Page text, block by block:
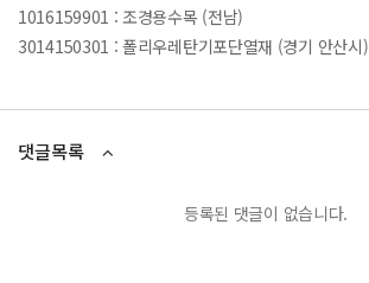
1016159901 : 조경용수목 (전남)
3014150301 : 폴리우레탄기포단열재 (경기 안산시)
댓글목록
등록된 댓글이 없습니다.